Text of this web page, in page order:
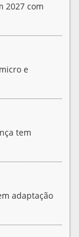
2027 com
e
tem
adaptação